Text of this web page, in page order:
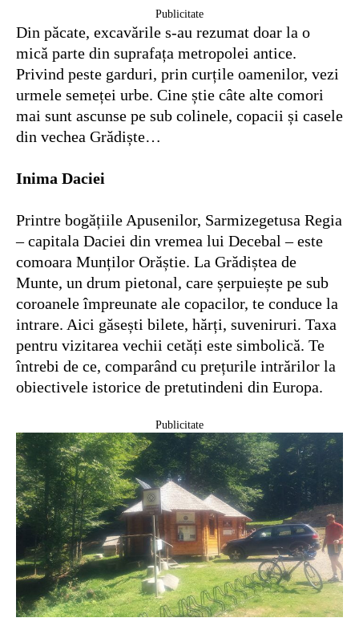
Publicitate
Din păcate, excavările s-au rezumat doar la o
mică parte din suprafața metropolei antice.
Privind peste garduri, prin curțile oamenilor, vezi
urmele semeței urbe. Cine știe câte alte comori
mai sunt ascunse pe sub colinele, copacii și casele
din vechea Grădiște…
Inima Daciei
Printre bogățiile Apusenilor, Sarmizegetusa Regia
– capitala Daciei din vremea lui Decebal – este
comoara Munților Orăștie. La Grădiștea de
Munte, un drum pietonal, care șerpuiește pe sub
coroanele împreunate ale copacilor, te conduce la
intrare. Aici găsești bilete, hărți, suveniruri. Taxa
pentru vizitarea vechii cetăți este simbolică. Te
întrebi de ce, comparând cu prețurile intrărilor la
obiectivele istorice de pretutindeni din Europa.
Publicitate